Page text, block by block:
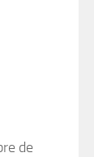
de